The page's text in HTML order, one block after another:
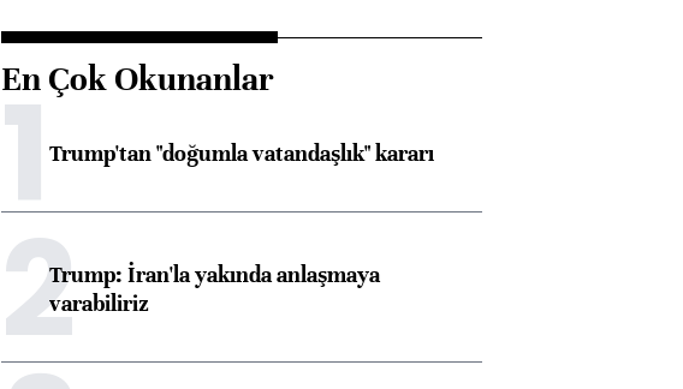
En Çok Okunanlar
1Trump'tan "doğumla vatandaşlık" kararı
2Trump: İran'la yakında anlaşmaya
varabiliriz